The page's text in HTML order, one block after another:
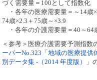
づく需要量＝100として指数化
・各年の医療需要量＝～14歳
74歳×2.3＋75歳～×3.9
・各年の介護需要量＝40～64
＜参考＞医療介護需要予測指数
ーパーNo.323「地域の医療提
別データ集 -（2014 年度版）」